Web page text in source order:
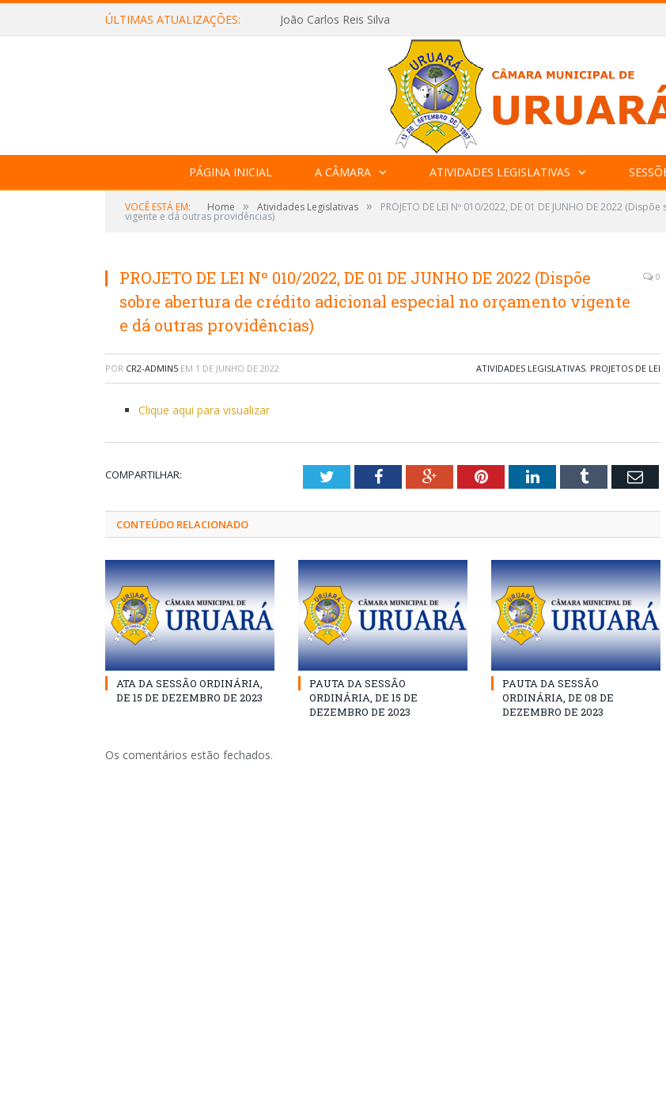
ÚLTIMAS ATUALIZAÇÕES: João Carlos Reis Silva
PÁGINA INICIAL A CÂMARA ATIVIDADES LEGISLATIVAS
VOCÊ ESTÁ EM: Home » Atividades Legislativas » PROJETO DE LEI Nº 010/2022, DE 01 DE JUNHO DE 2022
vigente e dá outras providências)
PROJETO DE LEI Nº 010/2022, DE 01 DE JUNHO DE 2022 (Dispõe
sobre abertura de crédito adicional especial no orçamento vigente
e dá outras providências)
0
POR CR2-ADMIN5 EM 1 DE JUNHO DE 2022 ATIVIDADES LEGISLATIVAS, PROJETOS DE LEI
Clique aqui para visualizar
COMPARTILHAR: TwitterFacebookGoogle+PinterestLinkedInTumblr
CONTEÚDO RELACIONADO
ATA DA SESSÃO ORDINÁRIA,
DE 15 DE DEZEMBRO DE 2023
PAUTA DA SESSÃO
ORDINÁRIA, DE 15 DE
DEZEMBRO DE 2023
PAUTA DA SESSÃO
ORDINÁRIA, DE 08 DE
DEZEMBRO DE 2023
Os comentários estão fechados.